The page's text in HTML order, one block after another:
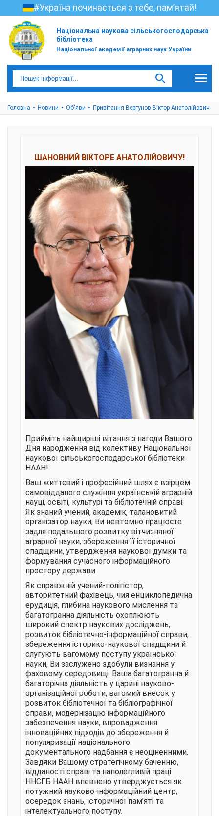
#Україна починається з тебе, пам’ятай!
Національна наукова сільськогосподарська
бібліотека
Національної академії аграрних наук України
Головна Новини Об'яви Привітання Вергунов Віктор Анатолійович
ШАНОВНИЙ ВІКТОРЕ АНАТОЛІЙОВИЧУ!
Прийміть найщиріші вітання з нагоди Вашого
Дня народження від колективу Національної
наукової сільськогосподарської бібліотеки
НААН!
Ваш життєвий і професійний шлях є взірцем
самовідданого служіння українській аграрній
науці, освіті, культурі та бібліотечній справі.
Як знаний учений, академік, талановитий
організатор науки, Ви невтомно працюєте
задля подальшого розвитку вітчизняної
аграрної науки, збереження її історичної
спадщини, утвердження наукової думки та
формування сучасного інформаційного
простору держави.
Як справжній учений-полігістор,
авторитетний фахівець, чия енциклопедична
ерудиція, глибина наукового мислення та
багатогранна діяльність охоплюють
широкий спектр наукових досліджень,
розвиток бібліотечно-інформаційної справи,
збереження історико-наукової спадщини й
слугують вагомому поступу української
науки, Ви заслужено здобули визнання у
фаховому середовищі. Ваша багатогранна й
багаторічна діяльність у царині науково-
організаційної роботи, вагомий внесок у
розвиток бібліотечної та бібліографічної
справи, модернізацію інформаційного
забезпечення науки, впровадження
інноваційних підходів до збереження й
популяризації національного
документального надбання є неоціненними.
Завдяки Вашому стратегічному баченню,
відданості справі та наполегливій праці
ННСГБ НААН впевнено утверджується як
потужний науково-інформаційний центр,
осередок знань, історичної пам’яті та
інтелектуального поступу.